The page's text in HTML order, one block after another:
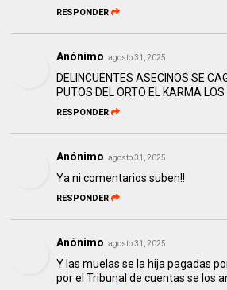
RESPONDER
Anónimo agosto 31, 2025
DELINCUENTES ASECINOS SE
PUTOS DEL ORTO EL KARMA
RESPONDER
Anónimo agosto 31, 2025
Ya ni comentarios suben!!
RESPONDER
Anónimo agosto 31, 2025
Y las muelas se la hija pagadas
por el Tribunal de cuentas se los